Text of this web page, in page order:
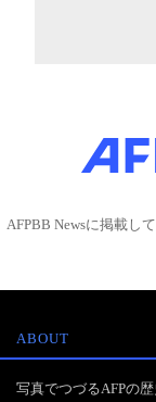
AFPBB Newsに掲載し
ABOUT
写真でつづるAFPの歴